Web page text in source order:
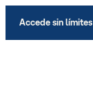
Accede sin límites